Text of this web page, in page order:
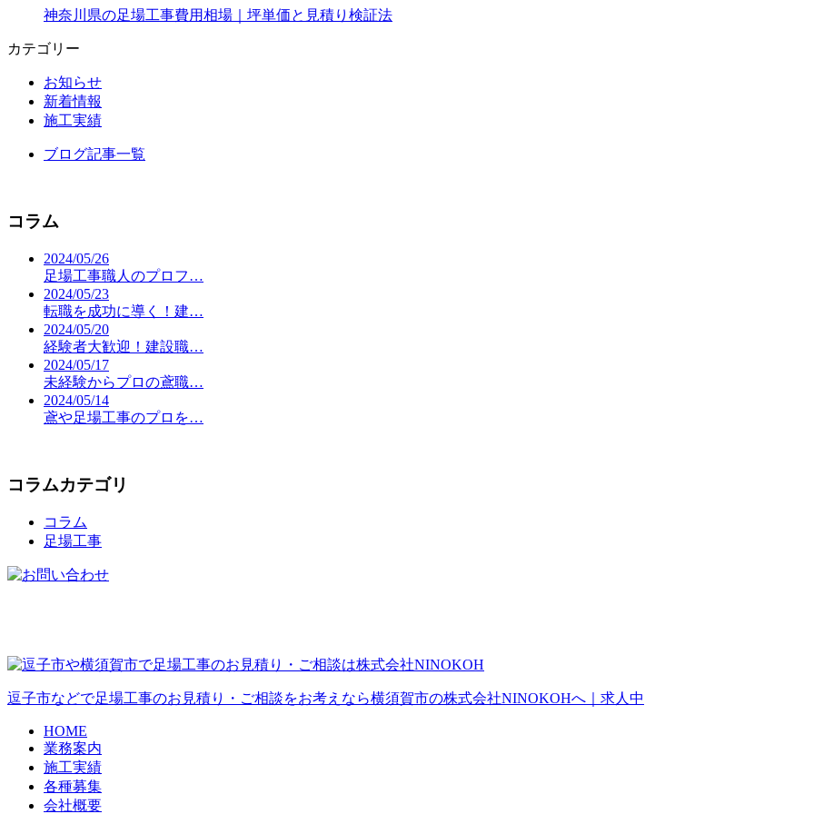
神奈川県の足場工事費用相場｜坪単価と見積り検証法
カテゴリー
お知らせ
新着情報
施工実績
ブログ記事一覧
コラム
2024/05/26
足場工事職人のプロフ…
2024/05/23
転職を成功に導く！建…
2024/05/20
経験者大歓迎！建設職…
2024/05/17
未経験からプロの鳶職…
2024/05/14
鳶や足場工事のプロを…
コラムカテゴリ
コラム
足場工事
逗子市などで足場工事のお見積り・ご相談をお考えなら横須賀市の株式会社NINOKOHへ｜求人中
HOME
業務案内
施工実績
各種募集
会社概要